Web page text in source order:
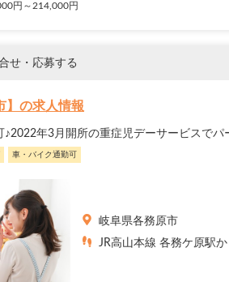
円～214,000円
せ・応募する
】の求人情報
年3月開所の重症児デーサービスでパ
車・バイク通勤可
岐阜県各務原市
JR高山本線 各務ケ原駅